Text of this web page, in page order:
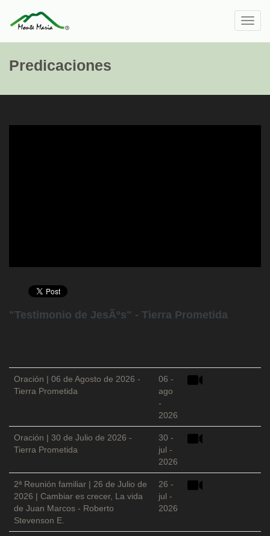
Predicaciones
"Testimonio de JesÃºs" - Tierra Prometida
Oración | 06 de Agosto de 2026 -
Tierra Prometida
06 -
ago
-
2026
Oración | 30 de Julio de 2026 -
Tierra Prometida
30 -
jul -
2026
2ª Reunión familiar | 26 de Julio de
2026 | Cambiar es crecer, La vida
de Juan Marcos - Roberto
Stevenson E.
26 -
jul -
2026